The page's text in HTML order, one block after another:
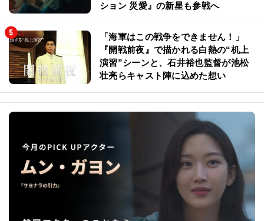
ション 災愛』の新星も参戦へ
「海軍はこの戦争をできません！」
『開戦前夜』で描かれる白熱の“机上
演習”シーンと、石井裕也監督が池松
壮亮らキャスト陣に込めた想い